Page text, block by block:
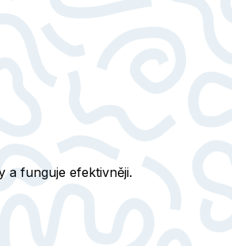
a funguje efektivněji.